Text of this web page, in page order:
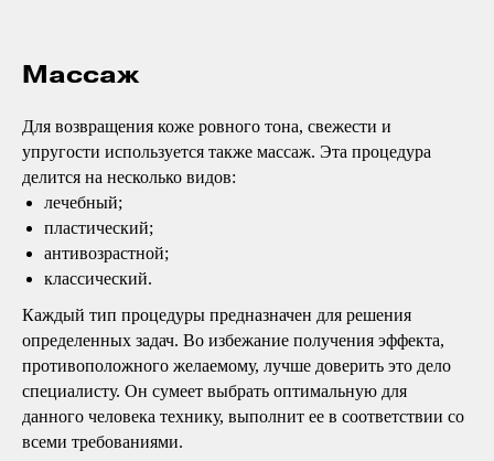
Массаж
Для возвращения коже ровного тона, свежести и
упругости используется также массаж. Эта процедура
делится на несколько видов:
лечебный;
пластический;
антивозрастной;
классический.
Каждый тип процедуры предназначен для решения
определенных задач. Во избежание получения эффекта,
противоположного желаемому, лучше доверить это дело
специалисту. Он сумеет выбрать оптимальную для
данного человека технику, выполнит ее в соответствии со
всеми требованиями.